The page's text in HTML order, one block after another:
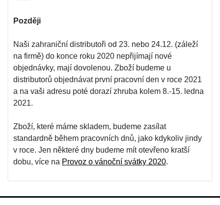
Později
Naši zahraniční distributoři od 23. nebo 24.12. (záleží
na firmě) do konce roku 2020 nepřijímají nové
objednávky, mají dovolenou. Zboží budeme u
distributorů objednávat první pracovní den v roce 2021
a na vaši adresu poté dorazí zhruba kolem 8.-15. ledna
2021.
Zboží, které máme skladem, budeme zasílat
standardně během pracovních dnů, jako kdykoliv jindy
v roce. Jen některé dny budeme mít otevřeno kratší
dobu, více na Provoz o vánoční svátky 2020.